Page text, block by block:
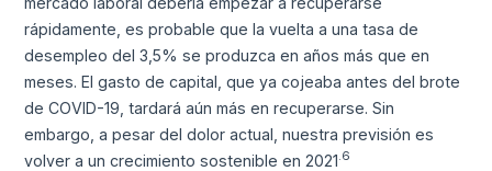
rápidamente, es probable que la vuelta a una tasa de
desempleo del 3,5% se produzca en años más que en
meses. El gasto de capital, que ya cojeaba antes del brote
de COVID-19, tardará aún más en recuperarse. Sin
embargo, a pesar del dolor actual, nuestra previsión es
volver a un crecimiento sostenible en 2021.6